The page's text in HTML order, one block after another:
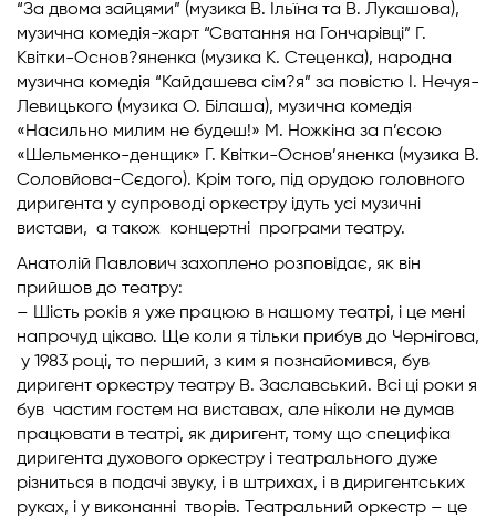
“За двома зайцями” (музика В. Ільїна та В. Лукашова),
музична комедія-жарт “Сватання на Гончарівці” Г.
Квітки-Основ?яненка (музика К. Стеценка), народна
музична комедія “Кайдашева сім?я” за повістю І. Нечуя-
Левицького (музика О. Білаша), музична комедія
«Насильно милим не будеш!» М. Ножкіна за п’єсою
«Шельменко-денщик» Г. Квітки-Основ’яненка (музика В.
Соловйова-Сєдого). Крім того, під орудою головного
диригента у супроводі оркестру ідуть усі музичні
вистави, а також концертні програми театру.
Анатолій Павлович захоплено розповідає, як він
прийшов до театру:
– Шість років я уже працюю в нашому театрі, і це мені
напрочуд цікаво. Ще коли я тільки прибув до Чернігова,
у 1983 році, то перший, з ким я познайомився, був
диригент оркестру театру В. Заславський. Всі ці роки я
був частим гостем на виставах, але ніколи не думав
працювати в театрі, як диригент, тому що специфіка
диригента духового оркестру і театрального дуже
різниться в подачі звуку, і в штрихах, і в диригентських
руках, і у виконанні творів. Театральний оркестр – це